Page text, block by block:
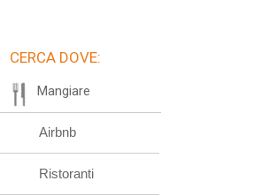
CERCA DOVE:
Mangiare
Airbnb
Ristoranti